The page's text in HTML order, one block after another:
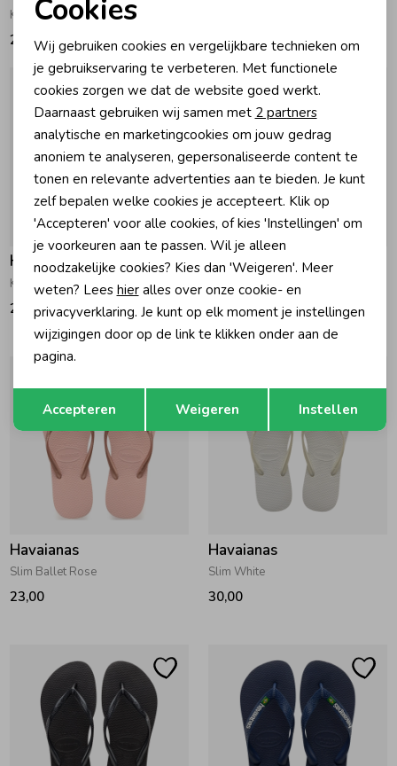
23,00 18,00
Havaianas
Kids Fluffy Ballet Rose
28,00
Havaianas
Slim Navy Blue
30,00
Havaianas
Slim Ballet Rose
23,00
Havaianas
Slim White
30,00
Noodzakelijke cookies
Personalisatie cookies
Analytische cookies
Marketing cookies
Terug Opslaan
Cookies
Wij gebruiken cookies en vergelijkbare technieken om
je gebruikservaring te verbeteren. Met functionele
cookies zorgen we dat de website goed werkt.
Daarnaast gebruiken wij samen met 2 partners
analytische en marketingcookies om jouw gedrag
anoniem te analyseren, gepersonaliseerde content te
tonen en relevante advertenties aan te bieden. Je kunt
zelf bepalen welke cookies je accepteert. Klik op
'Accepteren' voor alle cookies, of kies 'Instellingen' om
je voorkeuren aan te passen. Wil je alleen
noodzakelijke cookies? Kies dan 'Weigeren'. Meer
weten? Lees hieralles over onze cookie- en
privacyverklaring. Je kunt op elk moment je instellingen
wijzigingen door op de link te klikken onder aan de
pagina.
Accepteren Weigeren Instellen